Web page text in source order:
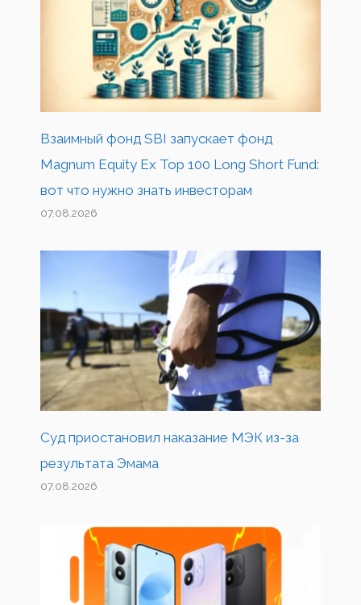
Взаимный фонд SBI запускает фонд
Magnum Equity Ex Top 100 Long Short Fund:
вот что нужно знать инвесторам
07.08.2026
Суд приостановил наказание МЭК из-за
результата Эмама
07.08.2026